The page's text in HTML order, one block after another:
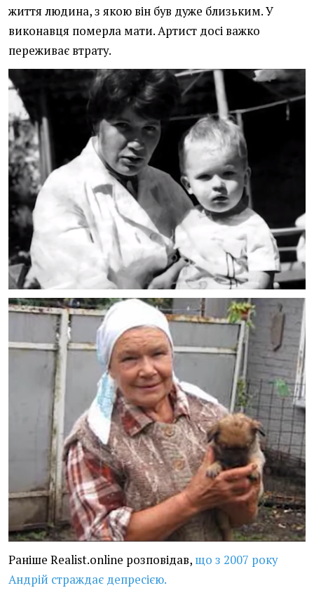
життя людина, з якою він був дуже близьким. У
виконавця померла мати. Артист досі важко
переживає втрату.
Раніше Realist.online розповідав, що з 2007 року
Андрій страждає депресією.